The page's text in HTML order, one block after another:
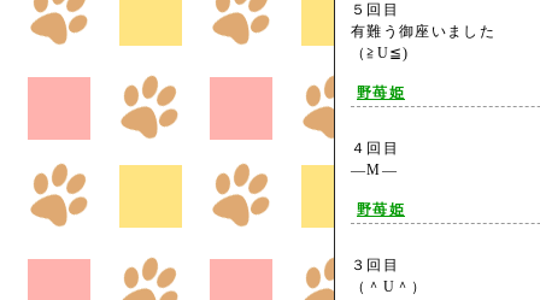
５回目
有難う御座いました
（≧U≦)
野苺姫
４回目
―M―
野苺姫
３回目
（＾U＾）